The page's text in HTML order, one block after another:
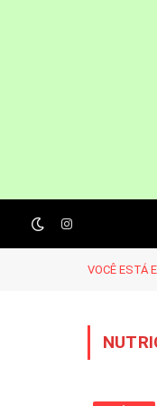
Instagram
VOCÊ ESTÁ